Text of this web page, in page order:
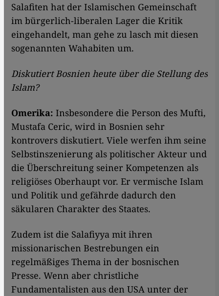
Salafiten hat der Islamischen Gemeinschaft
im bürgerlich-liberalen Lager die Kritik
eingehandelt, man gehe zu lasch mit diesen
sogenannten Wahabiten um.
Diskutiert Bosnien heute über die Stellung des
Islam?
Omerika: Insbesondere die Person des Mufti,
Mustafa Ceric, wird in Bosnien sehr
kontrovers diskutiert. Viele werfen ihm seine
Selbstinszenierung als politischer Akteur und
die Überschreitung seiner Kompetenzen als
religiöses Oberhaupt vor. Er vermische Islam
und Politik und gefährde dadurch den
säkularen Charakter des Staates.
Zudem ist die Salafiyya mit ihren
missionarischen Bestrebungen ein
regelmäßiges Thema in der bosnischen
Presse. Wenn aber christliche
Fundamentalisten aus den USA unter der